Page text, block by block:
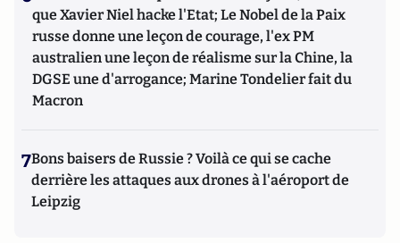
que Xavier Niel hacke l'Etat; Le Nobel de la Paix
russe donne une leçon de courage, l'ex PM
australien une leçon de réalisme sur la Chine, la
DGSE une d'arrogance; Marine Tondelier fait du
Macron
7Bons baisers de Russie ? Voilà ce qui se cache
derrière les attaques aux drones à l'aéroport de
Leipzig